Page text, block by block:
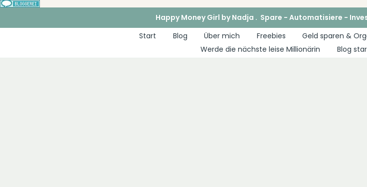
Inhalt
Happy Money Girl by Nadja . Spare - Automatisiere -
Start
Blog Über mich Freebies Geld sparen &
Werde die nächste leise Millionärin
Blog